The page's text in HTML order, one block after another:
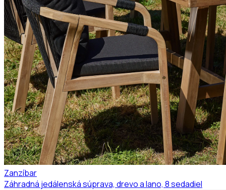
Zanzíbar
Záhradná jedálenská súprava, drevo a lano, 8 sedadiel